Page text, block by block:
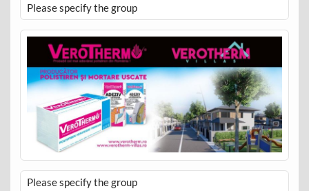
Please specify the group
Please specify the group